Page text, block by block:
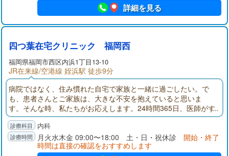
詳細を見る
四つ葉在宅クリニック 福岡西
福岡県福岡市西区内浜1丁目13-10
JR在来線/空港線 姪浜駅 徒歩9分
病院ではなく、住み慣れた自宅で家族と一緒に過ごしたい。で
も、患者さんとご家族は、大きな不安を抱えていると思いま
す。そんな時、私たちがお応えします。24時間365日、医師がす
ぐに相談に乗り、適切に対応することで、患者さんとご家族が
自宅で安心して過ごして頂きます。それが四つ葉が目指す在宅
医療です。
内科
月火水木金 09:00〜18:00 土・日・祝休診 開始・終了
時間は直接の確認をおすすめします